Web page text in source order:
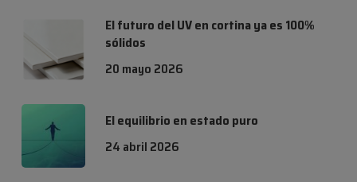
El futuro del UV en cortina ya es 100%
sólidos
20 mayo 2026
El equilibrio en estado puro
24 abril 2026